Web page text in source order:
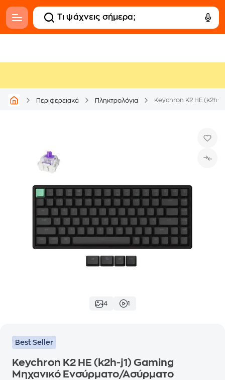
Περιφερειακά Πληκτρολόγια
4 1
Best Seller
Keychron K2 HE (k2h-j1) Gaming
Μηχανικό Ενσύρματο/Ασύρματο